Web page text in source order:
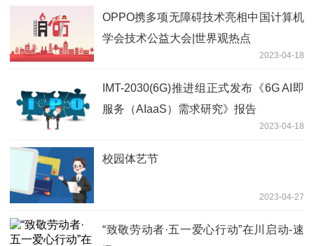
OPPO携多项无障碍技术亮相中国计算机
学会技术公益大会|世界观热点
2023-04-18
IMT-2030(6G)推进组正式发布《6G AI即
服务（AIaaS）需求研究》报告
2023-04-18
校园体艺节
2023-04-27
“致敬劳动者·五一爱心行动”在川启动-速